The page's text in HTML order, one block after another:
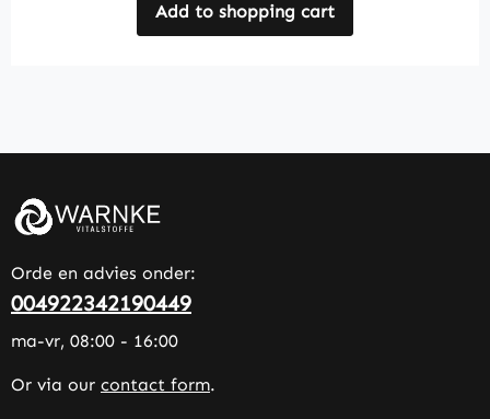
Add to shopping cart
Orde en advies onder:
004922342190449
ma-vr, 08:00 - 16:00
Or via our contact form.